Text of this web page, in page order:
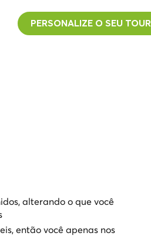
PERSONALIZE O SEU TOUR
alterando o que você
então você apenas nos